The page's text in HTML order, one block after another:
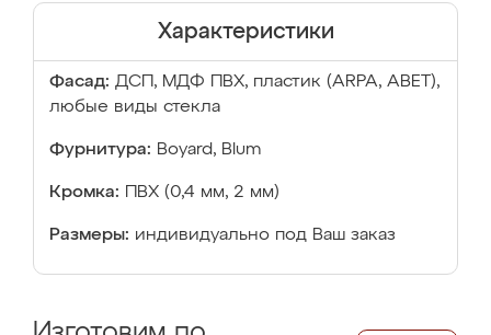
Характеристики
Фасад: ДСП, МДФ ПВХ, пластик (ARPA, ABET),
любые виды стекла
Фурнитура: Boyard, Blum
Кромка: ПВХ (0,4 мм, 2 мм)
Размеры: индивидуально под Ваш заказ